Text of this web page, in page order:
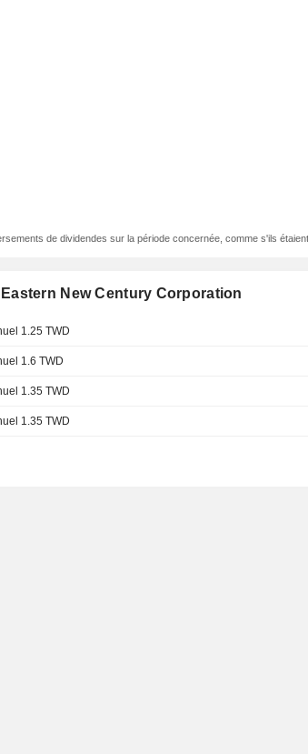
de dividendes sur la période concernée, comme s'ils
New Century Corporation
1.25 TWD
1.6 TWD
1.35 TWD
1.35 TWD